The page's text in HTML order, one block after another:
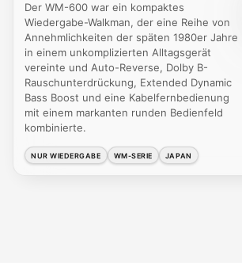
Der WM-600 war ein kompaktes
Wiedergabe-Walkman, der eine Reihe von
Annehmlichkeiten der späten 1980er Jahre
in einem unkomplizierten Alltagsgerät
vereinte und Auto-Reverse, Dolby B-
Rauschunterdrückung, Extended Dynamic
Bass Boost und eine Kabelfernbedienung
mit einem markanten runden Bedienfeld
kombinierte.
NUR WIEDERGABE WM-SERIE JAPAN